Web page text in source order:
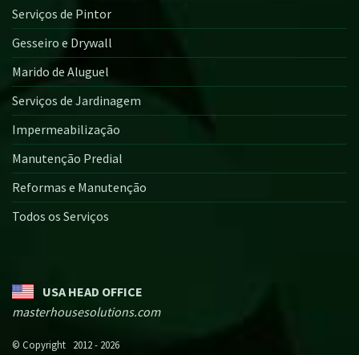
Serviços de Pintor
Gesseiro e Drywall
Marido de Aluguel
Serviços de Jardinagem
Impermeabilização
Manutenção Predial
Reformas e Manutenção
Todos os Serviços
USA HEAD OFFICE
masterhousesolutions.com
© Copyright 2012 - 2026